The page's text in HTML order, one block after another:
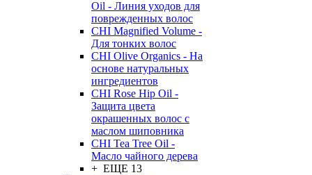
Oil - Линия уходов для
поврежденных волос
CHI Magnified Volume -
Для тонких волос
CHI Olive Organics - На
основе натуральных
ингредиентов
CHI Rose Hip Oil -
Защита цвета
окрашенных волос с
маслом шиповника
CHI Tea Tree Oil -
Масло чайного дерева
+ ЕЩЕ 13